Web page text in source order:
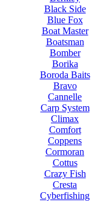
Black Side
Blue Fox
Boat Master
Boatsman
Bomber
Borika
Boroda Baits
Bravo
Cannelle
Carp System
Climax
Comfort
Coppens
Cormoran
Cottus
Crazy Fish
Cresta
Cyberfishing